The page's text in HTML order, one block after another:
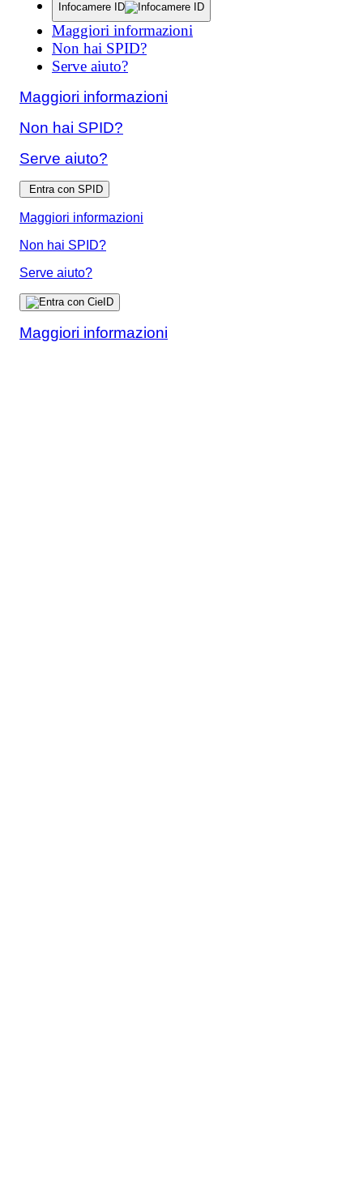
Infocamere ID
Maggiori informazioni
Non hai SPID?
Serve aiuto?
Maggiori informazioni
Non hai SPID?
Serve aiuto?
Entra con SPID
Maggiori informazioni
Non hai SPID?
Serve aiuto?
Maggiori informazioni